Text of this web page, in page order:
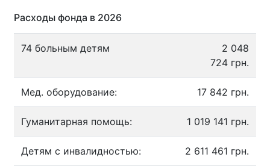
Расходы фонда в 2026
74 больным детям
2 048
724 грн.
Мед. оборудование: 17 842 грн.
Гуманитарная помощь: 1 019 141 грн.
Детям с инвалидностью: 2 611 461 грн.